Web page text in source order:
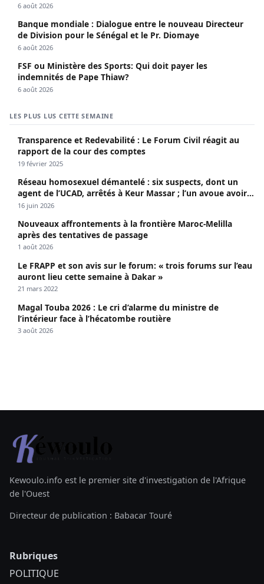
6 août 2026
Banque mondiale : Dialogue entre le nouveau Directeur
de Division pour le Sénégal et le Pr. Diomaye
6 août 2026
FSF ou Ministère des Sports: Qui doit payer les
indemnités de Pape Thiaw?
6 août 2026
LES PLUS LUS CETTE SEMAINE
Transparence et Redevabilité : Le Forum Civil réagit au
rapport de la cour des comptes
19 février 2025
Réseau homosexuel démantelé : six suspects, dont un
agent de l’UCAD, arrêtés à Keur Massar ; l’un avoue avoir
propagé le VIH depuis 2018
16 juin 2026
Nouveaux affrontements à la frontière Maroc-Melilla
après des tentatives de passage
1 août 2026
Le FRAPP et son avis sur le forum: « trois forums sur l’eau
auront lieu cette semaine à Dakar »
21 mars 2022
Magal Touba 2026 : Le cri d’alarme du ministre de
l’intérieur face à l’hécatombe routière
3 août 2026
Kewoulo.info est le premier site d'investigation de l'Afrique
de l'Ouest
Directeur de publication : Babacar Touré
Rubriques
POLITIQUE